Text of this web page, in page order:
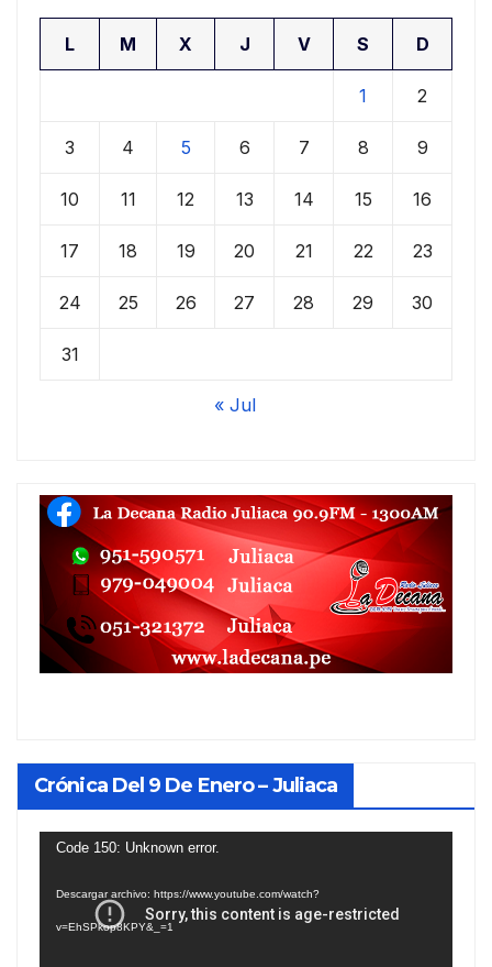
L M X J V S D
1 2
3 4 5 6 7 8 9
10 11 12 13 14 15 16
17 18 19 20 21 22 23
24 25 26 27 28 29 30
31
« Jul
Crónica Del 9 De Enero – Juliaca
Reproductor
Code 150: Unknown error.
Descargar archivo: https://www.youtube.com/watch?
v=EhSPkop8KPY&_=1